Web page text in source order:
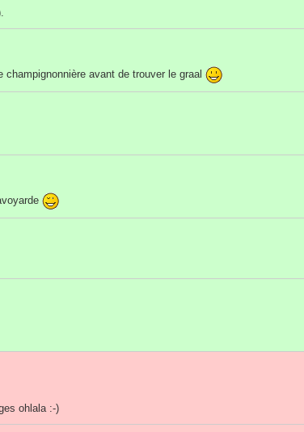
avant de trouver le graal
ohlala :-)